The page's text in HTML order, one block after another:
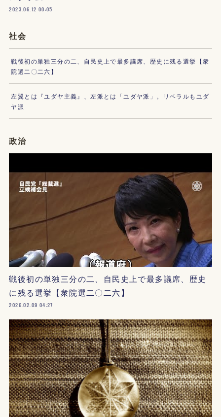
2023.06.12 00:05
社会
戦後初の単独三分の二、自民史上で最多議席、歴史に残る選挙【衆
院選二〇二六】
左翼とは『ユダヤ主義』、左派とは「ユダヤ派」。リベラルもユダ
ヤ派
政治
戦後初の単独三分の二、自民史上で最多議席、歴史
に残る選挙【衆院選二〇二六】
2026.02.09 04:27